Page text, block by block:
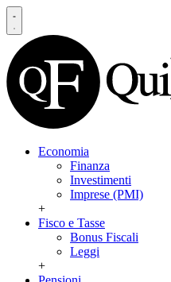
Economia
Finanza
Investimenti
Imprese (PMI)
+
Fisco e Tasse
Bonus Fiscali
Leggi
+